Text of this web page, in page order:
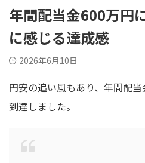
年間配当金600万円
に感じる達成感
2026年6月10日
円安の追い風もあり、年間配
到達しました。